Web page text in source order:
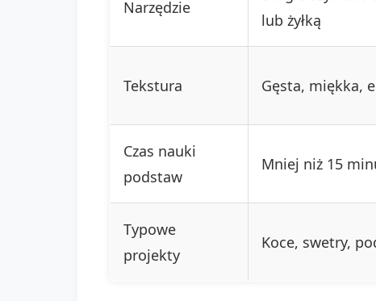
Narzędzie
lub żyłką
Tekstura Gęsta, miękka,
Czas nauki
podstaw
Mniej niż 15
Typowe
projekty
Koce, swetry,